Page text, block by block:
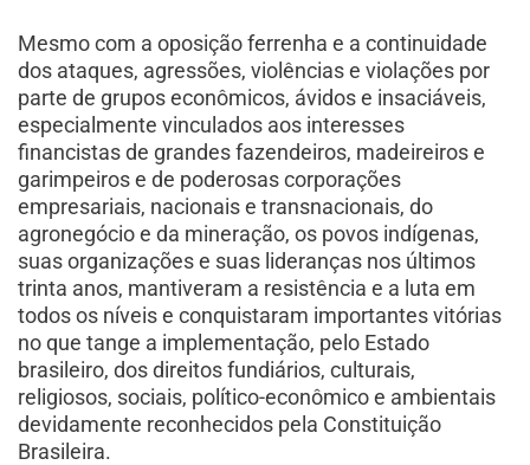
Mesmo com a oposição ferrenha e a continuidade
dos ataques, agressões, violências e violações por
parte de grupos econômicos, ávidos e insaciáveis,
especialmente vinculados aos interesses
financistas de grandes fazendeiros, madeireiros e
garimpeiros e de poderosas corporações
empresariais, nacionais e transnacionais, do
agronegócio e da mineração, os povos indígenas,
suas organizações e suas lideranças nos últimos
trinta anos, mantiveram a resistência e a luta em
todos os níveis e conquistaram importantes vitórias
no que tange a implementação, pelo Estado
brasileiro, dos direitos fundiários, culturais,
religiosos, sociais, político-econômico e ambientais
devidamente reconhecidos pela Constituição
Brasileira.